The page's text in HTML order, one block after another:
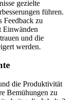
gezielte
führen.
Feedback zu
Einwänden
und die
werden.
die Produktivität
Bemühungen zu